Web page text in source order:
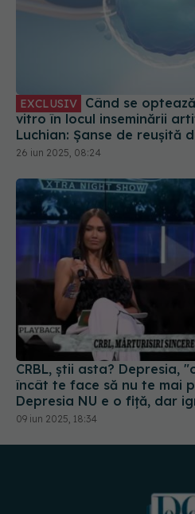
26 iun 2025, 08:24
CRBL, știi asta?
încât te face să nu te mai
Depresia NU e o fiță, dar
09 iun 2025, 18:34